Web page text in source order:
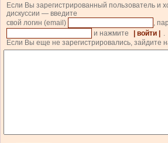
Если Вы зарегистрированный пользователь и
дискуссии — введите
свой логин (email)
,
и нажмите
| войти |
.
Если Вы еще не зарегистрировались, зайдите